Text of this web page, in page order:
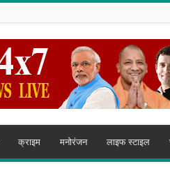
क्राइम मनोरंजन लाइफ स्टाइल